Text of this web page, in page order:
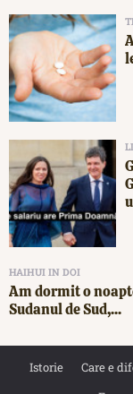
HAIHUI IN DOI
Am dormit o
Sudanul de Sud,...
Istorie Care e